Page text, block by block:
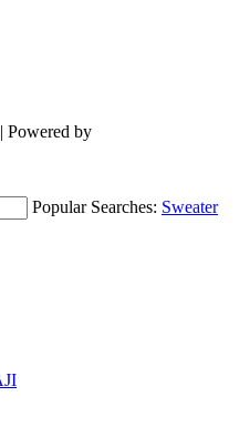
| Powered by
Popular Searches: Sweater